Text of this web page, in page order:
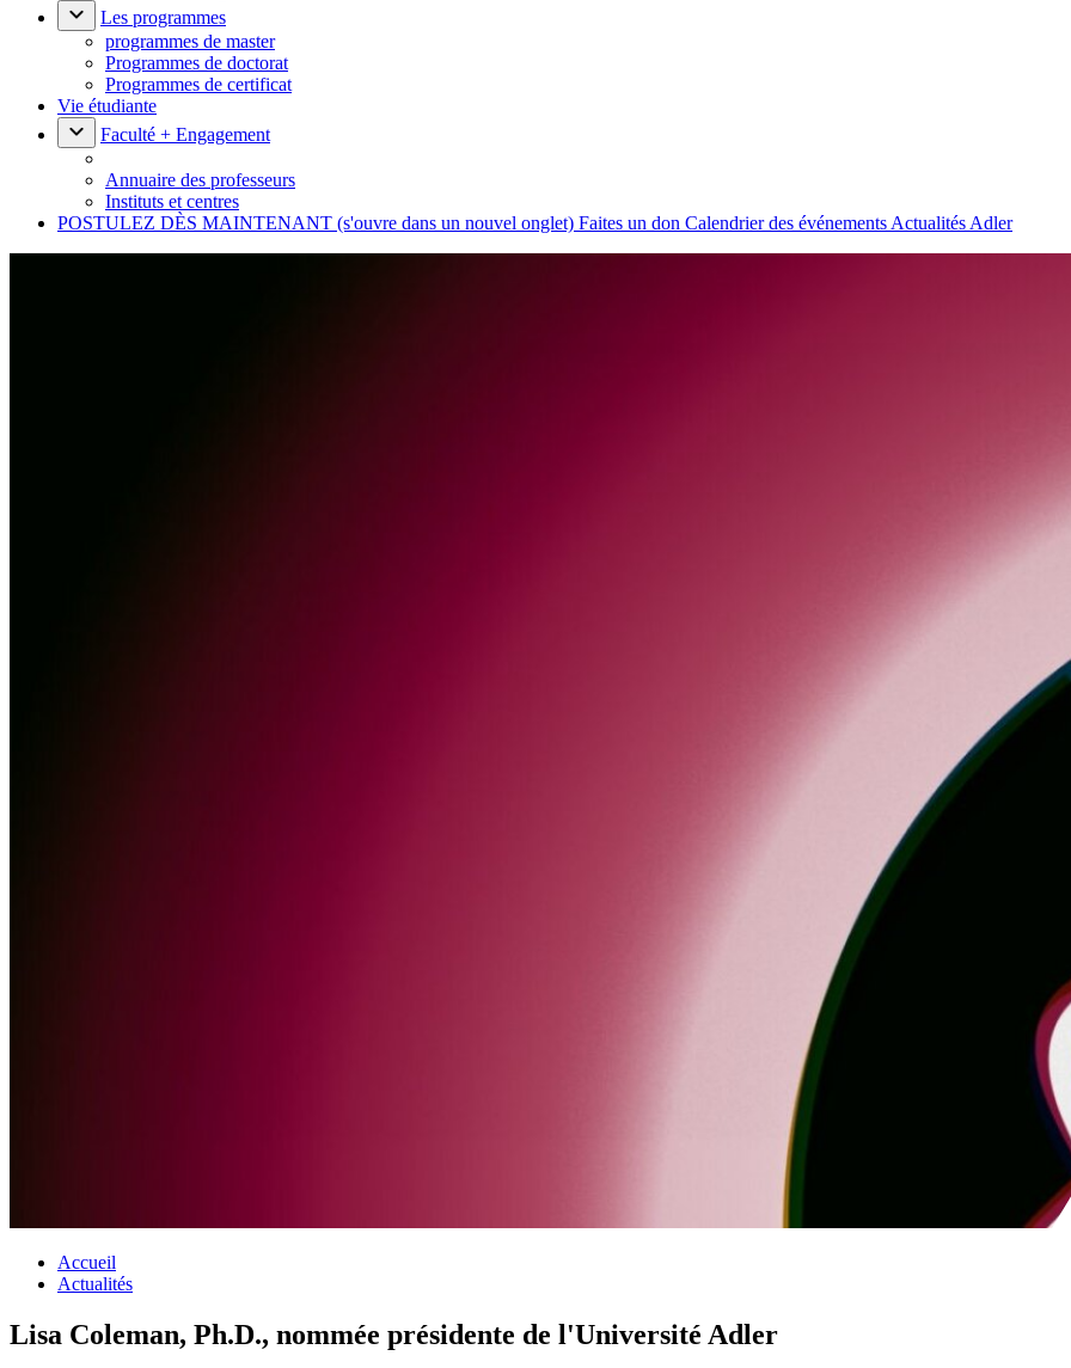
Les programmes
programmes de master
Programmes de doctorat
Programmes de certificat
Vie étudiante
Faculté + Engagement
Annuaire des professeurs
Instituts et centres
POSTULEZ DÈS MAINTENANT (s'ouvre dans un nouvel onglet) Faites un don Calendrier des événements Actualités Adler
Accueil
Actualités
Lisa Coleman, Ph.D., nommée présidente de l'Université Adler